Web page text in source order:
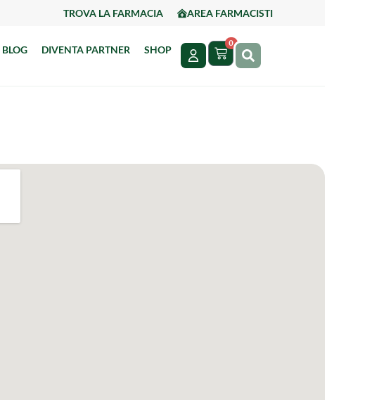
TROVA LA FARMACIA AREA FARMACISTI
DIVENTA PARTNER SHOP
0